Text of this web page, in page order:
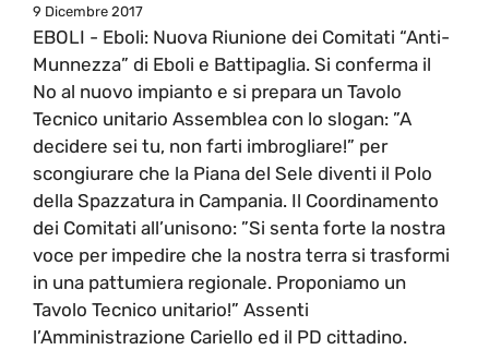
9 Dicembre 2017
EBOLI - Eboli: Nuova Riunione dei Comitati “Anti-
Munnezza” di Eboli e Battipaglia. Si conferma il
No al nuovo impianto e si prepara un Tavolo
Tecnico unitario Assemblea con lo slogan: ”A
decidere sei tu, non farti imbrogliare!” per
scongiurare che la Piana del Sele diventi il Polo
della Spazzatura in Campania. Il Coordinamento
dei Comitati all’unisono: ”Si senta forte la nostra
voce per impedire che la nostra terra si trasformi
in una pattumiera regionale. Proponiamo un
Tavolo Tecnico unitario!” Assenti
l’Amministrazione Cariello ed il PD cittadino.